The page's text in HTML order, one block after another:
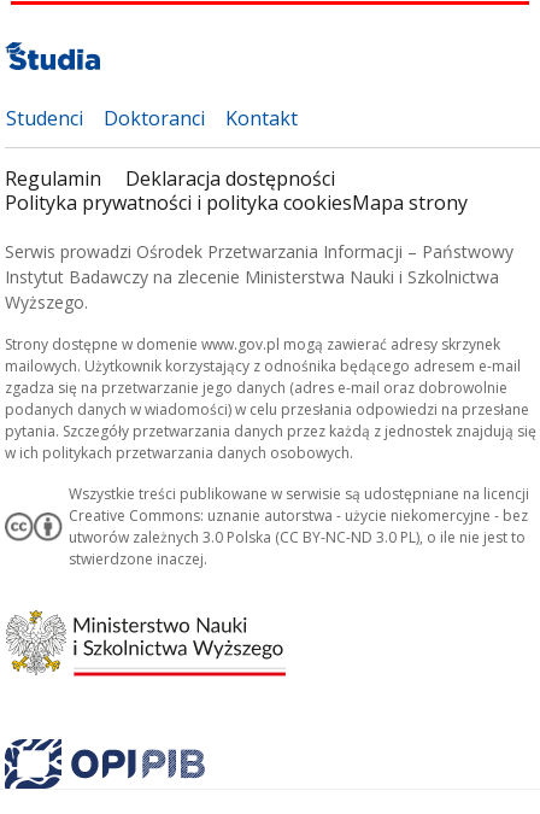
Studenci Doktoranci Kontakt
Regulamin
Deklaracja dostępności
Polityka prywatności i polityka cookiesMapa strony
Serwis prowadzi Ośrodek Przetwarzania Informacji – Państwowy
Instytut Badawczy na zlecenie Ministerstwa Nauki i Szkolnictwa
Wyższego.
Strony dostępne w domenie www.gov.pl mogą zawierać adresy skrzynek
mailowych. Użytkownik korzystający z odnośnika będącego adresem e-mail
zgadza się na przetwarzanie jego danych (adres e-mail oraz dobrowolnie
podanych danych w wiadomości) w celu przesłania odpowiedzi na przesłane
pytania. Szczegóły przetwarzania danych przez każdą z jednostek znajdują się
w ich politykach przetwarzania danych osobowych.
Wszystkie treści publikowane w serwisie są udostępniane na licencji
Creative Commons: uznanie autorstwa - użycie niekomercyjne - bez
utworów zależnych 3.0 Polska (CC BY-NC-ND 3.0 PL), o ile nie jest to
stwierdzone inaczej.